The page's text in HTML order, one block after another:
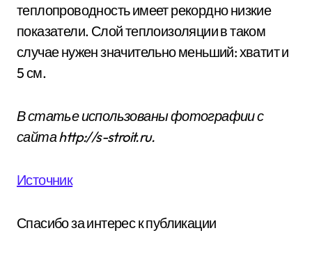
теплопроводность имеет рекордно низкие
показатели. Слой теплоизоляции в таком
случае нужен значительно меньший: хватит и
5 см.
В статье использованы фотографии с
сайтаhttp://s-stroit.ru.
Источник
Спасибо за интерес к публикации